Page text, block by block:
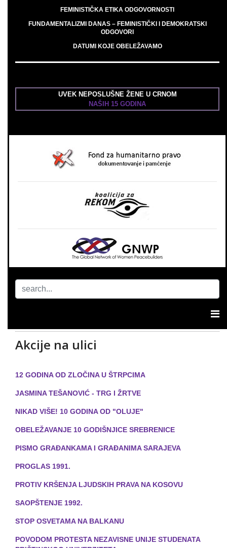
FEMINISTIČKA ETIKA ODGOVORNOSTI
FUNDAMENTALIZMI DANAS – FEMINISTIČKI I DEMOKRATSKI
ODGOVORI
DATUMI KOJE OBELEŽAVAMO
UVEK NEPOSLUŠNE ŽENE U CRNOM
NAŠIH 15 GODINA
Akcije na ulici
12 GODINA OD ZLOČINA U ŠTRPCIMA
JASMINA TEŠANOVIĆ - TRG I ŽRTVE
NIKAD VIŠE! 10 GODINA OD "OLUJE"
OBELEŽAVANJE 10 GODIŠNJICE SREBRENICE
PISMO GRAĐANKAMA I GRAĐANIMA SARAJEVA
PROGLAS 1991.
PROTIV KRŠENJA LJUDSKIH PRAVA NA KOSOVU
SAOPŠTENJE 1992.
STOP OSVETAMA NA BALKANU
POVODOM PROTESTA NEZAVISNE UNIJE STUDENATA